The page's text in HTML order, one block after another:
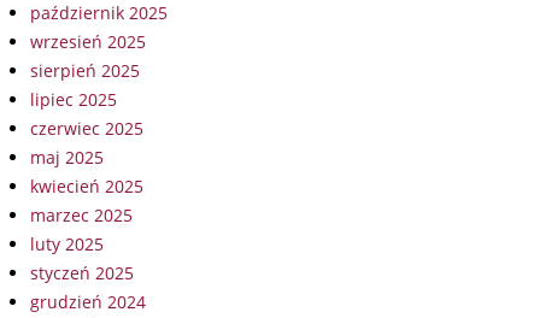
październik 2025
wrzesień 2025
sierpień 2025
lipiec 2025
czerwiec 2025
maj 2025
kwiecień 2025
marzec 2025
luty 2025
styczeń 2025
grudzień 2024